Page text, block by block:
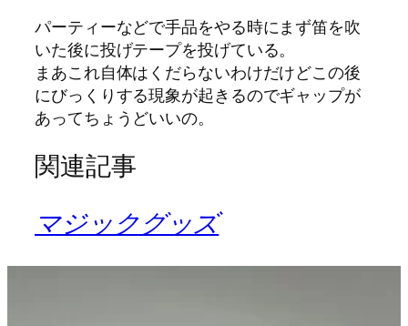
パーティーなどで手品をやる時にまず笛を吹
いた後に投げテープを投げている。
まあこれ自体はくだらないわけだけどこの後
にびっくりする現象が起きるのでギャップが
あってちょうどいいの。
関連記事
マジックグッズ